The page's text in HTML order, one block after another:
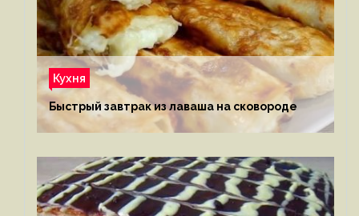
Кухня
Быстрый завтрак из лаваша на сковороде